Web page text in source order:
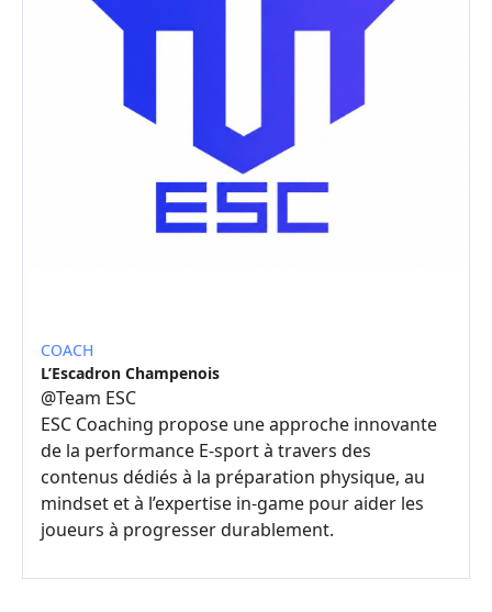
COACH
L’Escadron Champenois
@Team ESC
ESC Coaching propose une approche innovante
de la performance E-sport à travers des
contenus dédiés à la préparation physique, au
mindset et à l’expertise in-game pour aider les
joueurs à progresser durablement.